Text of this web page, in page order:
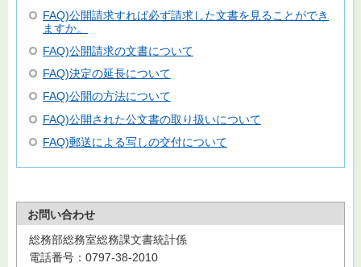
FAQ)公開請求すれば必ず請求した文書を見ることができ
ますか。
FAQ)公開請求の文書について
FAQ)決定の延長について
FAQ)公開の方法について
FAQ)公開された公文書の取り扱いについて
FAQ)郵送による写しの交付について
お問い合わせ
総務部総務室総務課文書統計係
電話番号：0797-38-2010